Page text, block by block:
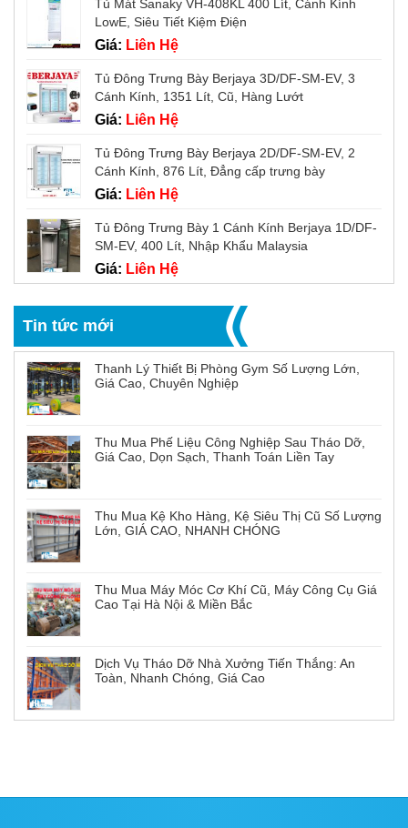
Tủ Mát Sanaky VH-408KL 400 Lít, Cánh Kính
LowE, Siêu Tiết Kiệm Điện
Giá: Liên Hệ
Tủ Đông Trưng Bày Berjaya 3D/DF-SM-EV, 3
Cánh Kính, 1351 Lít, Cũ, Hàng Lướt
Giá: Liên Hệ
Tủ Đông Trưng Bày Berjaya 2D/DF-SM-EV, 2
Cánh Kính, 876 Lít, Đẳng cấp trưng bày
Giá: Liên Hệ
Tủ Đông Trưng Bày 1 Cánh Kính Berjaya 1D/DF-
SM-EV, 400 Lít, Nhập Khẩu Malaysia
Giá: Liên Hệ
Tin tức mới
Thanh Lý Thiết Bị Phòng Gym Số Lượng Lớn,
Giá Cao, Chuyên Nghiệp
Thu Mua Phế Liệu Công Nghiệp Sau Tháo Dỡ,
Giá Cao, Dọn Sạch, Thanh Toán Liền Tay
Thu Mua Kệ Kho Hàng, Kệ Siêu Thị Cũ Số Lượng
Lớn, GIÁ CAO, NHANH CHÓNG
Thu Mua Máy Móc Cơ Khí Cũ, Máy Công Cụ Giá
Cao Tại Hà Nội & Miền Bắc
Dịch Vụ Tháo Dỡ Nhà Xưởng Tiến Thắng: An
Toàn, Nhanh Chóng, Giá Cao